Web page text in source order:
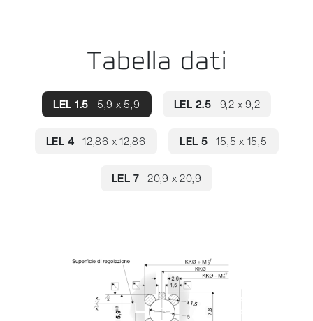
Tabella dati
LEL 1.5 5,9 x 5,9 LEL 2.5 9,2 x 9,2
LEL 4 12,86 x 12,86 LEL 5 15,5 x 15,5
LEL 7 20,9 x 20,9